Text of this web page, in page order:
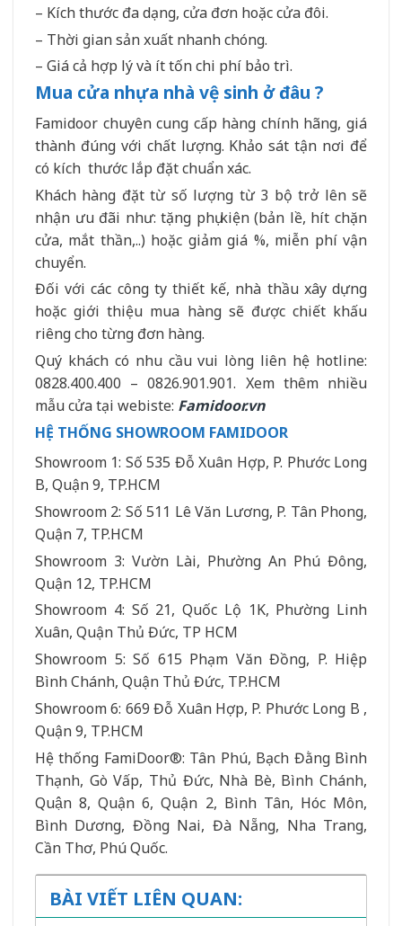
– Kích thước đa dạng, cửa đơn hoặc cửa đôi.
– Thời gian sản xuất nhanh chóng.
– Giá cả hợp lý và ít tốn chi phí bảo trì.
Mua cửa nhựa nhà vệ sinh ở đâu ?
Famidoor chuyên cung cấp hàng chính hãng, giá
thành đúng với chất lượng. Khảo sát tận nơi để
có kích thước lắp đặt chuẩn xác.
Khách hàng đặt từ số lượng từ 3 bộ trở lên sẽ
nhận ưu đãi như: tặng phụ kiện (bản lề, hít chặn
cửa, mắt thần,..) hoặc giảm giá %, miễn phí vận
chuyển.
Đối với các công ty thiết kế, nhà thầu xây dựng
hoặc giới thiệu mua hàng sẽ được chiết khấu
riêng cho từng đơn hàng.
Quý khách có nhu cầu vui lòng liên hệ hotline:
0828.400.400 – 0826.901.901. Xem thêm nhiều
mẫu cửa tại webiste: Famidoor.vn
HỆ THỐNG SHOWROOM FAMIDOOR
Showroom 1: Số 535 Đỗ Xuân Hợp, P. Phước Long
B, Quận 9, TP.HCM
Showroom 2: Số 511 Lê Văn Lương, P. Tân Phong,
Quận 7, TP.HCM
Showroom 3: Vườn Lài, Phường An Phú Đông,
Quận 12, TP.HCM
Showroom 4: Số 21, Quốc Lộ 1K, Phường Linh
Xuân, Quận Thủ Đức, TP HCM
Showroom 5: Số 615 Phạm Văn Đồng, P. Hiệp
Bình Chánh, Quận Thủ Đức, TP.HCM
Showroom 6: 669 Đỗ Xuân Hợp, P. Phước Long B ,
Quận 9, TP.HCM
Hệ thống FamiDoor®: Tân Phú, Bạch Đằng Bình
Thạnh, Gò Vấp, Thủ Đức, Nhà Bè, Bình Chánh,
Quận 8, Quận 6, Quận 2, Bình Tân, Hóc Môn,
Bình Dương, Đồng Nai, Đà Nẵng, Nha Trang,
Cần Thơ, Phú Quốc.
BÀI VIẾT LIÊN QUAN: